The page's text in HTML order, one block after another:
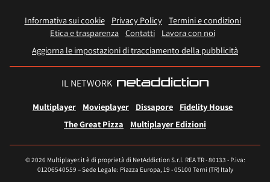
Informativa sui cookie Privacy Policy
Termini e condizioni
Etica e trasparenza Contatti
Lavora con noi
Aggiorna le impostazioni di tracciamento della pubblicità
IL NETWORK
Multiplayer Movieplayer Dissapore
Fidelity House
The Great Pizza
Multiplayer Edizioni
© 2026 Multiplayer.it è di proprietà di NetAddiction S.r.l. REA TR - 80133 - P.iva:
01206540559 – Sede Legale: Piazza Europa, 19 - 05100 Terni (TR) Italy